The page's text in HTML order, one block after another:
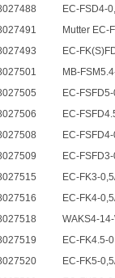
EC-FSD4-
Mutter EC-
EC-
MB-
EC-
EC-
EC-
EC-
EC-FK3-
EC-FK4-
WAKS4-
EC-FK4.5-
EC-FK5-